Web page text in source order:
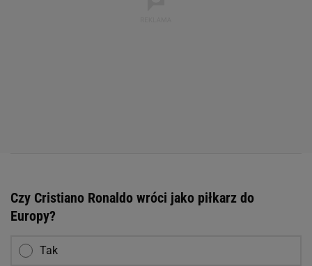
Czy Cristiano Ronaldo wróci jako piłkarz do
Europy?
Tak